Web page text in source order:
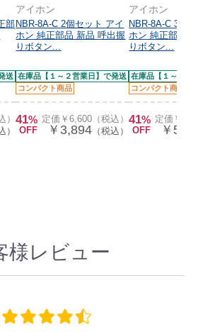
部
送
）
）
アイホン
NBR-8A-C 2個セット アイ
ホン 純正部品 新品 呼出握
りボタン...
在庫品【１～２営業日】で発送
コンパクト商品
41%
OFF
定価￥6,600（税込）
￥3,894 （税込）
アイホン
NBR-8A-C 3個
ホン 純正部品
りボタン...
在庫品【１～２営
コンパクト商品
41%
OFF
定価￥
￥
様レビュー